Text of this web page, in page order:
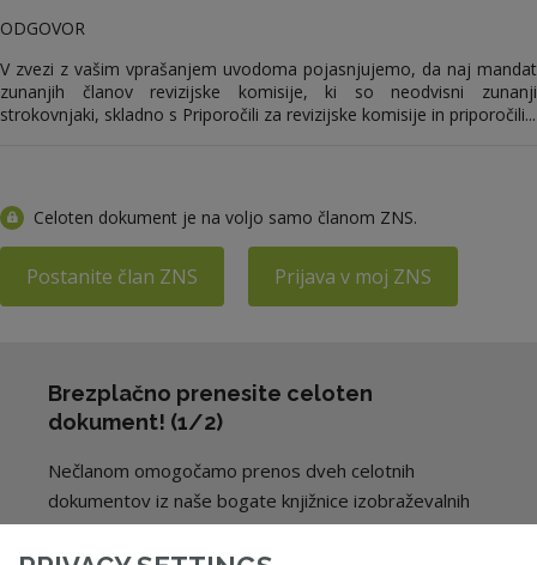
ODGOVOR
V zvezi z vašim vprašanjem uvodoma pojasnjujemo, da naj mandat
zunanjih članov revizijske komisije, ki so neodvisni zunanji
strokovnjaki, skladno s Priporočili za revizijske komisije in priporočili...
Celoten dokument je na voljo samo članom ZNS.
Postanite član ZNS Prijava v moj ZNS
Brezplačno prenesite celoten
dokument! (1/2)
Nečlanom omogočamo prenos dveh celotnih
dokumentov iz naše bogate knjižnice izobraževalnih
vsebin!